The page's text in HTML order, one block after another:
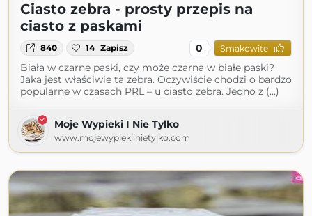
Ciasto zebra - prosty przepis na
ciasto z paskami
840 14 Zapisz 0 Smakowite
Biała w czarne paski, czy może czarna w białe paski?
Jaka jest właściwie ta zebra. Oczywiście chodzi o bardzo
popularne w czasach PRL – u ciasto zebra. Jedno z (...)
Moje Wypieki I Nie Tylko
www.mojewypiekiinietylko.com